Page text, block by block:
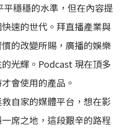
穩穩的水準，但在內容提
速的世代。拜直播產業與
的改變所賜，廣播的娛樂
光輝。Podcast 現在頂多
會使用的產品。
自家的媒體平台，想在影
席之地，這段艱辛的路程